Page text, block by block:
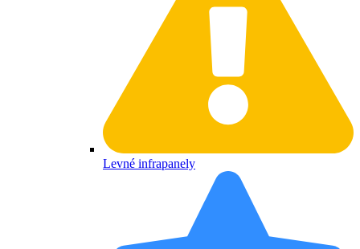
Levné infrapanely